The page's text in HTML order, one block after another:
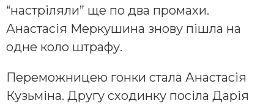
“настріляли” ще по два промахи.
Анастасія Меркушина знову пішла на
одне коло штрафу.
Переможницею гонки стала Анастасія
Кузьміна. Другу сходинку посіла Дарія